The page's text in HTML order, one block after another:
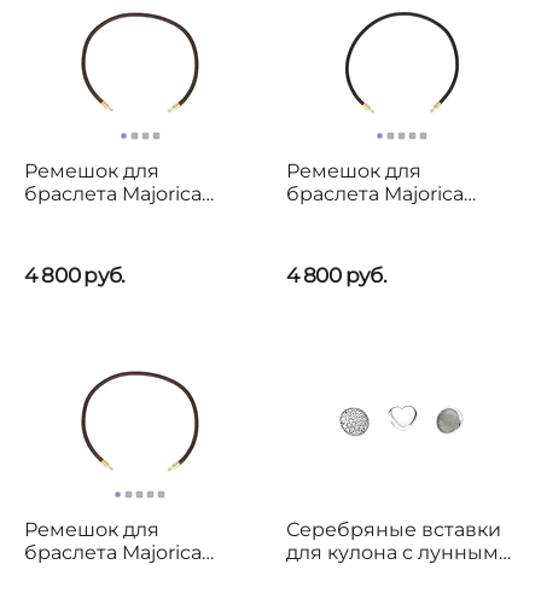
Ремешок для
браслета Majorica
4 800руб.
Ремешок для
браслета Majorica
4 800 руб.
Ремешок для
браслета Majorica
Серебряные вставки
для кулона с лунным